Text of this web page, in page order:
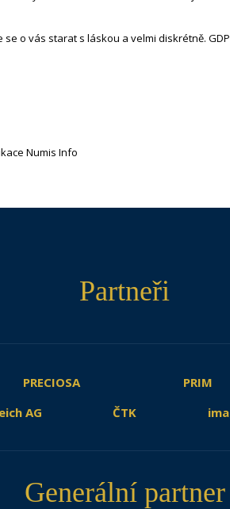
o vás starat s láskou a velmi diskrétně.
Numis Info
Partneři
PRECIOSA PRIM
AG ČTK
Generální partner